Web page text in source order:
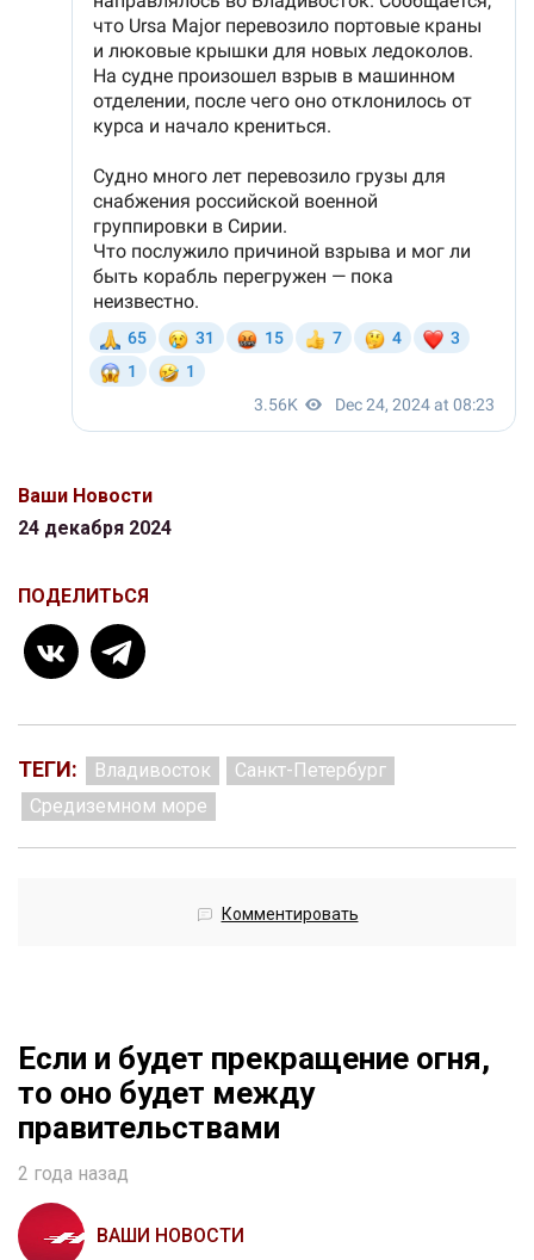
Ваши Новости
24 декабря 2024
ПОДЕЛИТЬСЯ
ТЕГИ: Владивосток
Санкт-Петербург
Средиземном море
Комментировать
Если и будет прекращение огня,
то оно будет между
правительствами
2 года назад
ВАШИ НОВОСТИ